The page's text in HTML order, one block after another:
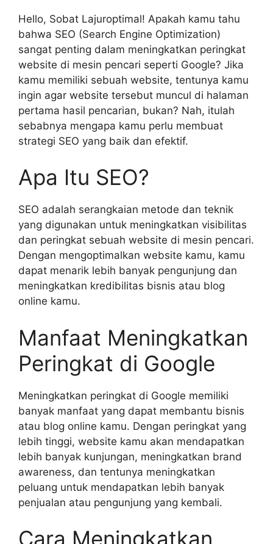
Hello, Sobat Lajuroptimal! Apakah kamu tahu
bahwa SEO (Search Engine Optimization)
sangat penting dalam meningkatkan peringkat
website di mesin pencari seperti Google? Jika
kamu memiliki sebuah website, tentunya kamu
ingin agar website tersebut muncul di halaman
pertama hasil pencarian, bukan? Nah, itulah
sebabnya mengapa kamu perlu membuat
strategi SEO yang baik dan efektif.
Apa Itu SEO?
SEO adalah serangkaian metode dan teknik
yang digunakan untuk meningkatkan visibilitas
dan peringkat sebuah website di mesin pencari.
Dengan mengoptimalkan website kamu, kamu
dapat menarik lebih banyak pengunjung dan
meningkatkan kredibilitas bisnis atau blog
online kamu.
Manfaat Meningkatkan
Peringkat di Google
Meningkatkan peringkat di Google memiliki
banyak manfaat yang dapat membantu bisnis
atau blog online kamu. Dengan peringkat yang
lebih tinggi, website kamu akan mendapatkan
lebih banyak kunjungan, meningkatkan brand
awareness, dan tentunya meningkatkan
peluang untuk mendapatkan lebih banyak
penjualan atau pengunjung yang kembali.
Cara Meningkatkan